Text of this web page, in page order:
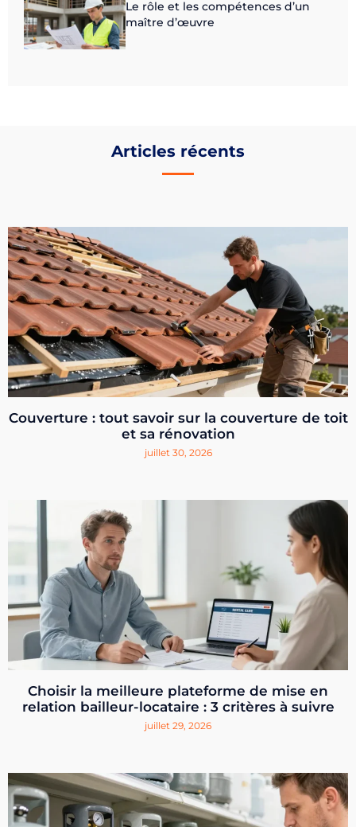
Le rôle et les compétences d’un
maître d’œuvre
Articles récents
Couverture : tout savoir sur la couverture de toit
et sa rénovation
juillet 30, 2026
Choisir la meilleure plateforme de mise en
relation bailleur-locataire : 3 critères à suivre
juillet 29, 2026